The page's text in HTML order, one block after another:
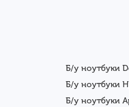
Б/у ноутбуки
Б/у ноутбуки
Б/у ноутбуки